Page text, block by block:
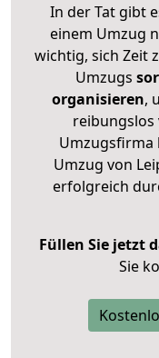
In der Tat gibt
einem Umzug
wichtig, sich Zeit
Umzugs
organisieren,
Umzugsfirma
Umzug von
erfolgreich
Füllen Sie jetzt
Sie